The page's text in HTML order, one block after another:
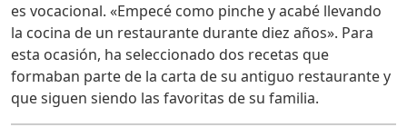
es vocacional. «Empecé como pinche y acabé llevando
la cocina de un restaurante durante diez años». Para
esta ocasión, ha seleccionado dos recetas que
formaban parte de la carta de su antiguo restaurante y
que siguen siendo las favoritas de su familia.